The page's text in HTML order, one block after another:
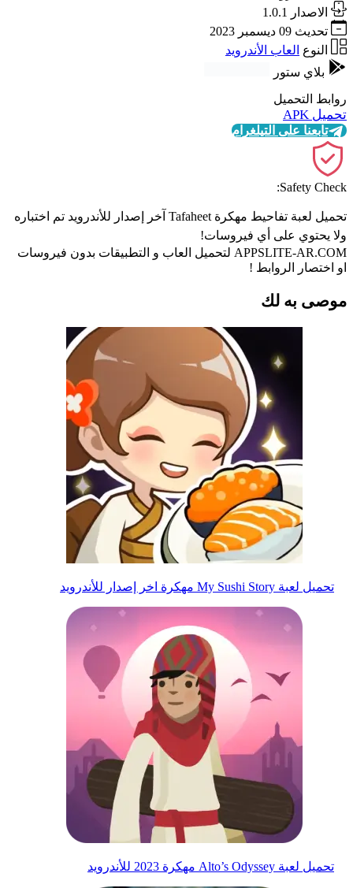
الاصدار
1.0.1
تحديث 09 ديسمبر 2023
النوع العاب الأندرويد
بلاي ستور
روابط التحميل
تحميل APK
تابعنا على التيلغرام
Safety Check:
تحميل لعبة تفاحيط مهكرة Tafaheet آخر إصدار للأندرويد تم اختباره
ولا يحتوي على أي فيروسات!
APPSLITE-AR.COM لتحميل العاب و التطبيقات بدون فيروسات
او اختصار الروابط !
موصى به لك
تحميل لعبة My Sushi Story مهكرة اخر إصدار للأندرويد
تحميل لعبة Alto’s Odyssey مهكرة 2023 للأندرويد